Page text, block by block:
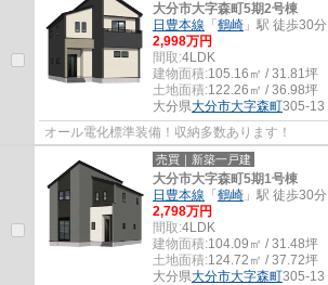
大分市大字森町5期2号棟
日豊本線 「 鶴崎 」駅 徒歩30分
2,998万円
間取:4LDK
建物面積:105.16㎡ / 31.81坪
土地面積:122.26㎡ / 36.98坪
大分県大分市大字森町305-13
オール電化標準装備！収納多数あります！
売買｜新築一戸建
大分市大字森町5期1号棟
日豊本線 「 鶴崎 」駅 徒歩30分
2,798万円
間取:4LDK
建物面積:104.09㎡ / 31.48坪
土地面積:124.72㎡ / 37.72坪
大分県大分市大字森町305-13